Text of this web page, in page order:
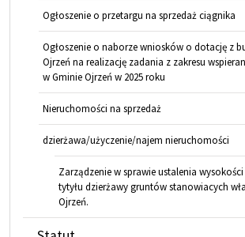
Ogłoszenie o przetargu na sprzedaż ciągnika
Ogłoszenie o naborze wniosków o dotację z
Ojrzeń na realizację zadania z zakresu
w Gminie Ojrzeń w 2025 roku
Nieruchomości na sprzedaż
dzierżawa/użyczenie/najem nieruchomości
Zarządzenie w sprawie ustalenia
tytyłu dzierżawy gruntów stanowiacych
Ojrzeń.